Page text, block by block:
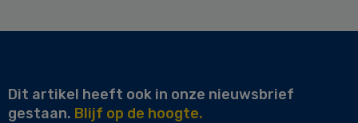
Dit artikel heeft ook in onze nieuwsbrief
gestaan. Blijf op de hoogte.